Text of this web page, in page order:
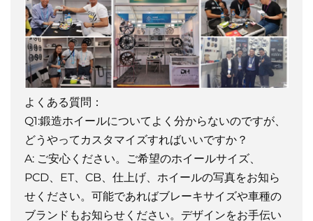
よくある質問：
Q1:鍛造ホイールについてよく分からないのですが、
どうやってカスタマイズすればいいですか？
A: ご安心ください。ご希望のホイールサイズ、
PCD、ET、CB、仕上げ、ホイールの写真をお知ら
せください。可能であればブレーキサイズや車種の
ブランドもお知らせください。デザインをお手伝い